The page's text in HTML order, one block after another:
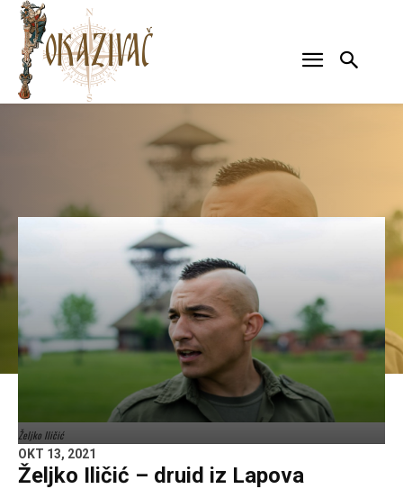
Željko Iličić
OKT 13, 2021
Željko Iličić – druid iz Lapova